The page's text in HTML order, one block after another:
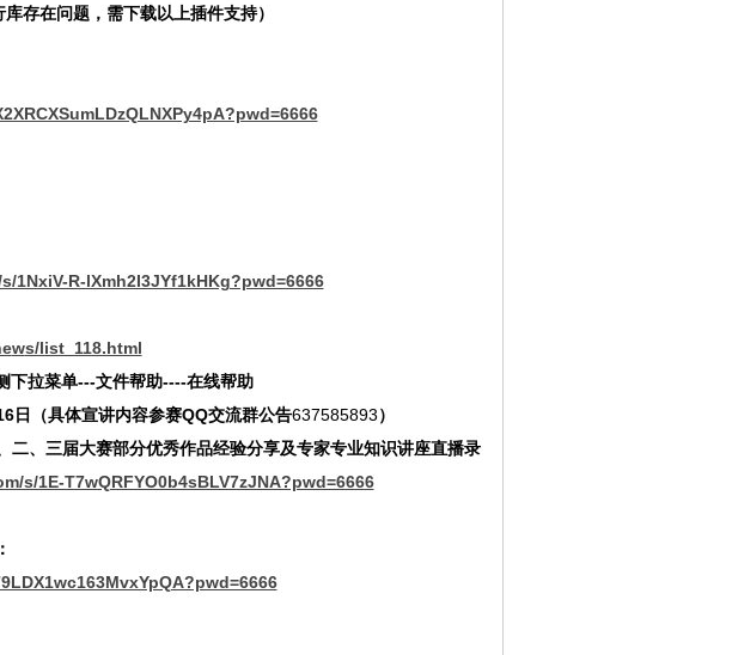
存在问题，需下载以上插件支持）
1NxiV-R-lXmh2I3JYf1kHKg?pwd=6666
ws/list_118.html
下拉菜单---文件帮助----在线帮助
日 （具体宣讲内容参赛QQ交流群公告637585893）
二、三届大赛部分优秀作品经验分享及专家专业知识讲座直播录
s/1E-T7wQRFYO0b4sBLV7zJNA?pwd=6666